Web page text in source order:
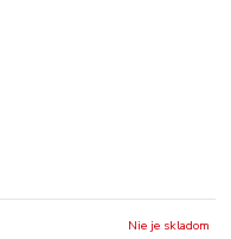
Nie je skladom